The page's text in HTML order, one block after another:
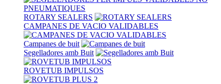
ROTARY SEALERS
CAMPANES DE VACIO VALIDABLES
Campanes de buit
Segelladores amb Buit
ROVETUB IMPULSOS